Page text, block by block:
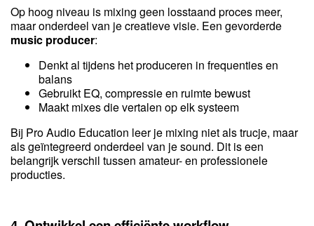
Op hoog niveau is mixing geen losstaand proces meer,
maar onderdeel van je creatieve visie. Een gevorderde
music producer:
Denkt al tijdens het produceren in frequenties en
balans
Gebruikt EQ, compressie en ruimte bewust
Maakt mixes die vertalen op elk systeem
Bij Pro Audio Education leer je mixing niet als trucje, maar
als geïntegreerd onderdeel van je sound. Dit is een
belangrijk verschil tussen amateur- en professionele
producties.